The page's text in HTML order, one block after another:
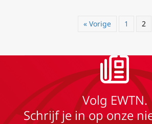
« Vorige 1 2
Volg EWTN.
Schrijf je in op onze